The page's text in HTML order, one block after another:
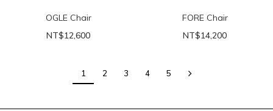
OGLE Chair
NT$12,600
FORE Chair
NT$14,200
1 2 3 4 5